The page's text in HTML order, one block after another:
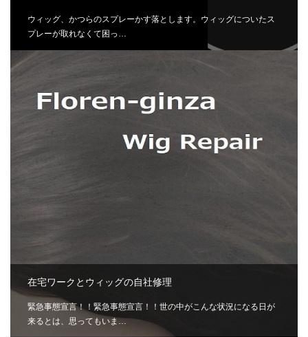
ウィッグ、かつらのスプレーかす落とします。ウィッグについたス
プレーが取れなくて困っ…
在宅ワークとウィッグの自社修理
緊急事態宣言！！緊急事態宣言！！世の中がこんな状況になる日が
来るとは、思ってもいま…